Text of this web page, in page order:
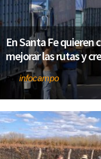
En Santa Fe quieren
mejorar las rutas y
Por infocampo